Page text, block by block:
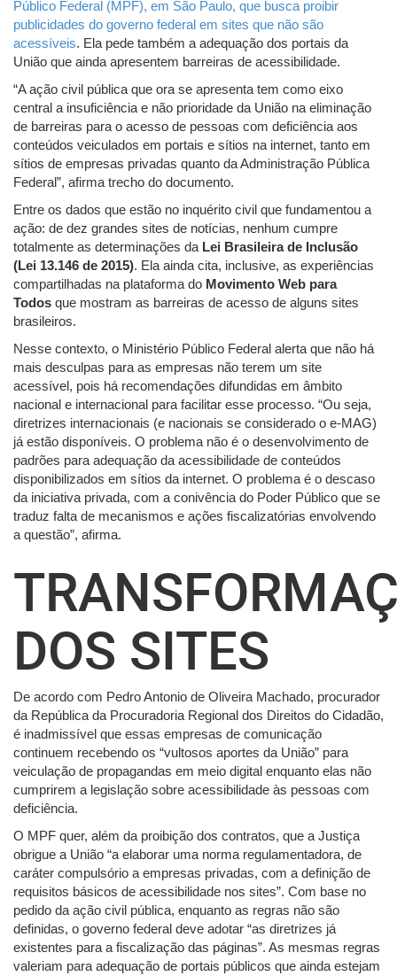
Público Federal (MPF), em São Paulo, que busca proibir
publicidades do governo federal em sites que não são
acessíveis. Ela pede também a adequação dos portais da
União que ainda apresentem barreiras de acessibilidade.
“A ação civil pública que ora se apresenta tem como eixo
central a insuficiência e não prioridade da União na eliminação
de barreiras para o acesso de pessoas com deficiência aos
conteúdos veiculados em portais e sítios na internet, tanto em
sítios de empresas privadas quanto da Administração Pública
Federal”, afirma trecho do documento.
Entre os dados que estão no inquérito civil que fundamentou a
ação: de dez grandes sites de notícias, nenhum cumpre
totalmente as determinações da Lei Brasileira de Inclusão
(Lei 13.146 de 2015). Ela ainda cita, inclusive, as experiências
compartilhadas na plataforma do Movimento Web para
Todos que mostram as barreiras de acesso de alguns sites
brasileiros.
Nesse contexto, o Ministério Público Federal alerta que não há
mais desculpas para as empresas não terem um site
acessível, pois há recomendações difundidas em âmbito
nacional e internacional para facilitar esse processo. “Ou seja,
diretrizes internacionais (e nacionais se considerado o e-MAG)
já estão disponíveis. O problema não é o desenvolvimento de
padrões para adequação da acessibilidade de conteúdos
disponibilizados em sítios da internet. O problema é o descaso
da iniciativa privada, com a conivência do Poder Público que se
traduz falta de mecanismos e ações fiscalizatórias envolvendo
a questão”, afirma.
DOS SITES
De acordo com Pedro Antonio de Oliveira Machado, procurador
da República da Procuradoria Regional dos Direitos do Cidadão,
é inadmissível que essas empresas de comunicação
continuem recebendo os “vultosos aportes da União” para
veiculação de propagandas em meio digital enquanto elas não
cumprirem a legislação sobre acessibilidade às pessoas com
deficiência.
O MPF quer, além da proibição dos contratos, que a Justiça
obrigue a União “a elaborar uma norma regulamentadora, de
caráter compulsório a empresas privadas, com a definição de
requisitos básicos de acessibilidade nos sites”. Com base no
pedido da ação civil pública, enquanto as regras não são
definidas, o governo federal deve adotar “as diretrizes já
existentes para a fiscalização das páginas”. As mesmas regras
valeriam para adequação de portais públicos que ainda estejam